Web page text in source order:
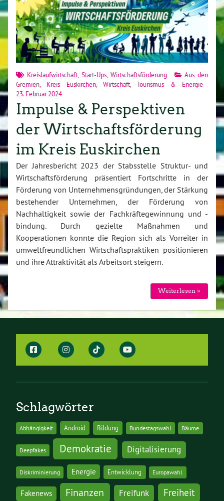
Kreislaufwirtschaft, Start-Ups, Wirtschaftsförderung
Aus den
Gremien
Kreis Euskirchen,Wirtschaft, Tourismus & Energie
23. Februar 2024
Impulse & Perspektiven
der Wirtschaftsförderung
im Kreis Euskirchen
Der Jahresbericht 2023 der Stabsstelle Struktur- und
Wirtschaftsförderung präsentiert Fortschritte in der
Förderung von Unternehmensgründungen, der Stärkung
bestehender Unternehmen, der Förderung von
Nachhaltigkeit sowie der Fachkräftegewinnung und -
bindung. Durch gezielte Maßnahmen und
Kooperationen konnte die Region sich als Vorreiter in
umweltfreundlichen Wirtschaftspraktiken positionieren
und ihre Attraktivität als Arbeitsort steigern.
Weiterlesen »
Schlagwörter
Abhängigkeit Android Bildung Bundestagswahl Bäume
Deepfakes Demokratie Digitalisierung
Diskriminierung Energie Entwicklung Europawahl
Fakenews Finanzen Freifunk Freiheit